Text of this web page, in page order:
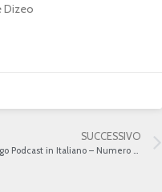
Dizeo
SUCCESSIVO